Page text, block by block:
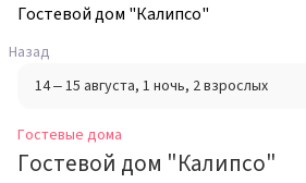
Гостевой дом "Калипсо"
Назад
14 – 15 августа, 1 ночь, 2 взрослых
Гостевые дома
Гостевой дом "Калипсо"